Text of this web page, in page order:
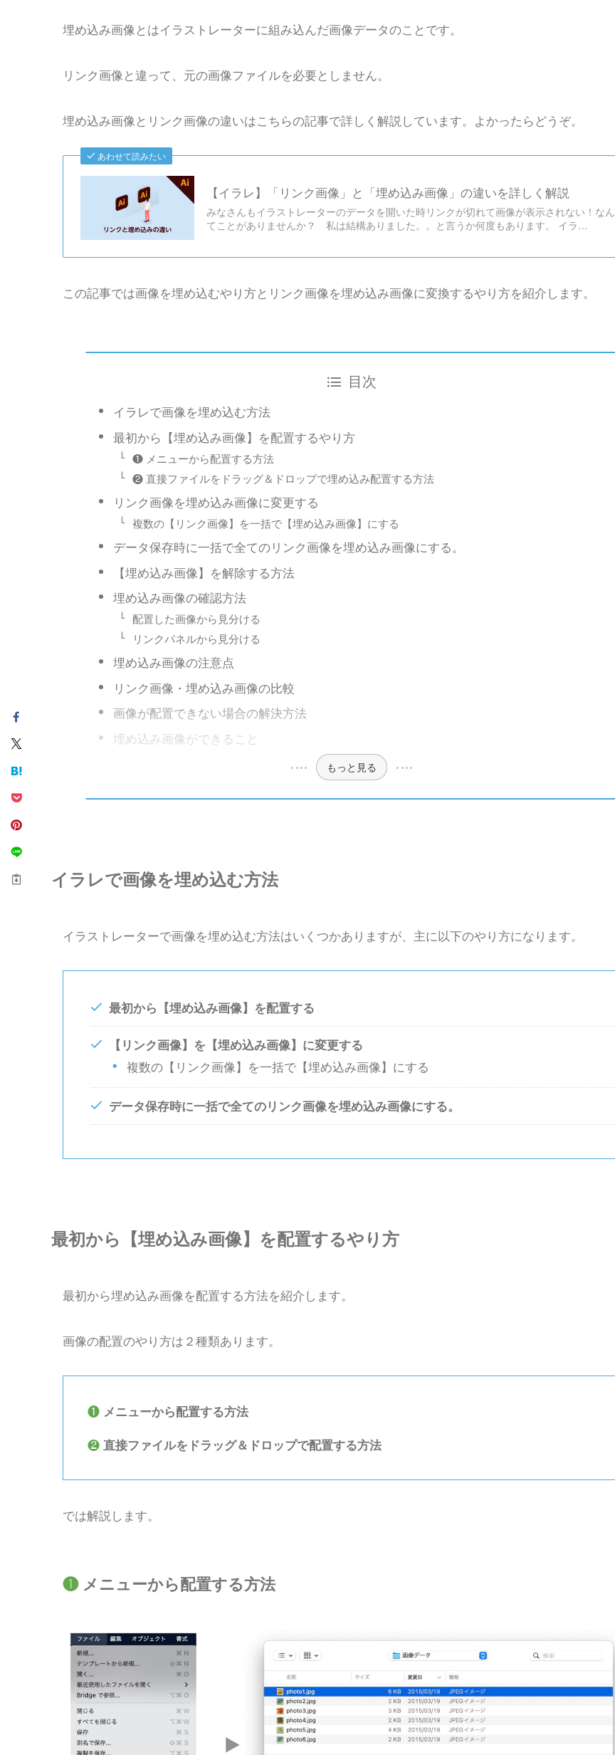
埋め込み画像とはイラストレーターに組み込んだ画像データのことです。
リンク画像と違って、元の画像ファイルを必要としません。
埋め込み画像とリンク画像の違いはこちらの記事で詳しく解説しています。よかったらどうぞ。
あわせて読みたい
【イラレ】「リンク画像」と「埋め込み画像」の違いを詳しく解説
みなさんもイラストレーターのデータを開いた時リンクが切れて画像が表示されない！なん
てことがありませんか？ 私は結構ありました。。と言うか何度もあります。 イラ…
この記事では画像を埋め込むやり方とリンク画像を埋め込み画像に変換するやり方を紹介します。
目次
イラレで画像を埋め込む方法
最初から【埋め込み画像】を配置するやり方
❶ メニューから配置する方法
❷ 直接ファイルをドラッグ＆ドロップで埋め込み配置する方法
リンク画像を埋め込み画像に変更する
複数の【リンク画像】を一括で【埋め込み画像】にする
データ保存時に一括で全てのリンク画像を埋め込み画像にする。
【埋め込み画像】を解除する方法
埋め込み画像の確認方法
配置した画像から見分ける
リンクパネルから見分ける
埋め込み画像の注意点
リンク画像・埋め込み画像の比較
画像が配置できない場合の解決方法
埋め込み画像ができること
もっと見る
イラレで画像を埋め込む方法
イラストレーターで画像を埋め込む方法はいくつかありますが、主に以下のやり方になります。
最初から【埋め込み画像】を配置する
【リンク画像】 を【埋め込み画像】に変更する
複数の【リンク画像】を一括で【埋め込み画像】にする
データ保存時に一括で全てのリンク画像を埋め込み画像にする。
最初から【埋め込み画像】を配置するやり方
最初から埋め込み画像を配置する方法を紹介します。
画像の配置のやり方は２種類あります。
❶ メニューから配置する方法
❷ 直接ファイルをドラッグ＆ドロップで配置する方法
では解説します。
❶メニューから配置する方法